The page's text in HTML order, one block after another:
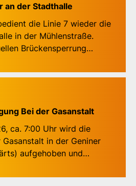
Mozartstraße,
Max-Reger-Straße,
Talweg,
Lutherkirche,
Lachswehrallee,
an der Stadthalle
die Linie 7 wieder die
in der Mühlenstraße.
Brückensperrung
Bitte beachten Sie die
Bei der Gasanstalt
ca. 7:00 Uhr wird die
in der Geniner
aufgehoben und
der Gasanstalt befindet sich